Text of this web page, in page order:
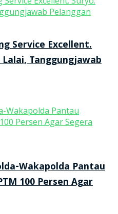
Service Excellent.
Tanggungjawab
Wakapolda Pantau
100 Persen Agar